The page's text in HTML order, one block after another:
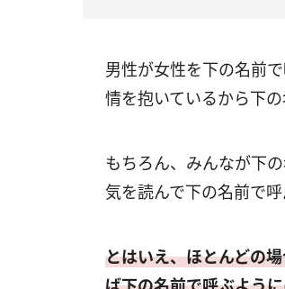
男性が女性を下の名前で
情を抱いているから下の
もちろん、みんなが下
気を読んで下の名前で呼
とはいえ、ほとんどの